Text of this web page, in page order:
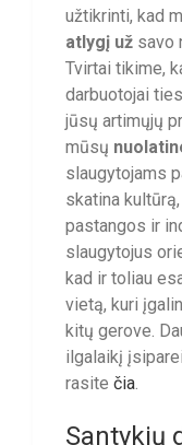
užtikrinti, kad
atlygį už savo
Tvirtai tikime,
darbuotojai
jūsų artimųjų
mūsų
slaugytojams
skatina
pastangos ir
slaugytojus
kad ir toliau
vietą, kuri
kitų gerove.
ilgalaikį
rasite čia.
Santykių